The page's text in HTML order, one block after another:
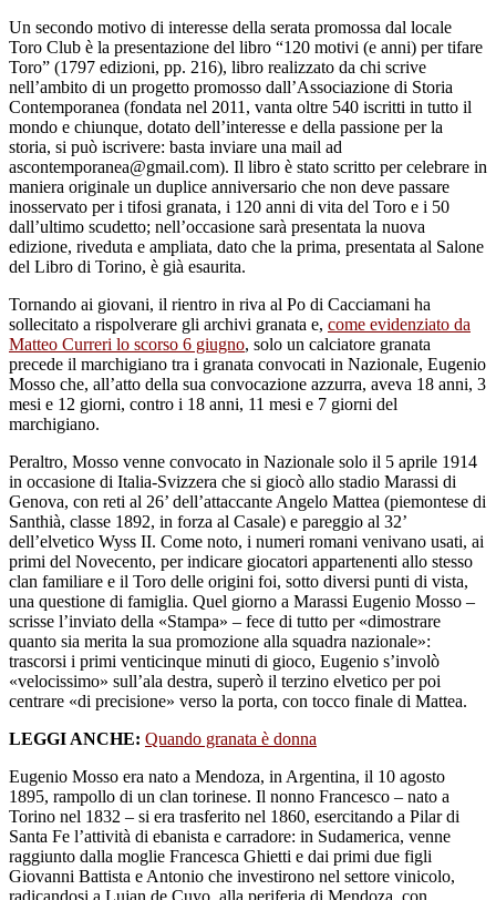
Un secondo motivo di interesse della serata promossa dal locale
Toro Club è la presentazione del libro “120 motivi (e anni) per tifare
Toro” (1797 edizioni, pp. 216), libro realizzato da chi scrive
nell’ambito di un progetto promosso dall’Associazione di Storia
Contemporanea (fondata nel 2011, vanta oltre 540 iscritti in tutto il
mondo e chiunque, dotato dell’interesse e della passione per la
storia, si può iscrivere: basta inviare una mail ad
ascontemporanea@gmail.com). Il libro è stato scritto per celebrare in
maniera originale un duplice anniversario che non deve passare
inosservato per i tifosi granata, i 120 anni di vita del Toro e i 50
dall’ultimo scudetto; nell’occasione sarà presentata la nuova
edizione, riveduta e ampliata, dato che la prima, presentata al Salone
del Libro di Torino, è già esaurita.
Tornando ai giovani, il rientro in riva al Po di Cacciamani ha
sollecitato a rispolverare gli archivi granata e, come evidenziato da
Matteo Curreri lo scorso 6 giugno, solo un calciatore granata
precede il marchigiano tra i granata convocati in Nazionale, Eugenio
Mosso che, all’atto della sua convocazione azzurra, aveva 18 anni, 3
mesi e 12 giorni, contro i 18 anni, 11 mesi e 7 giorni del
marchigiano.
Peraltro, Mosso venne convocato in Nazionale solo il 5 aprile 1914
in occasione di Italia-Svizzera che si giocò allo stadio Marassi di
Genova, con reti al 26’ dell’attaccante Angelo Mattea (piemontese di
Santhià, classe 1892, in forza al Casale) e pareggio al 32’
dell’elvetico Wyss II. Come noto, i numeri romani venivano usati, ai
primi del Novecento, per indicare giocatori appartenenti allo stesso
clan familiare e il Toro delle origini foi, sotto diversi punti di vista,
una questione di famiglia. Quel giorno a Marassi Eugenio Mosso –
scrisse l’inviato della «Stampa» – fece di tutto per «dimostrare
quanto sia merita la sua promozione alla squadra nazionale»:
trascorsi i primi venticinque minuti di gioco, Eugenio s’involò
«velocissimo» sull’ala destra, superò il terzino elvetico per poi
centrare «di precisione» verso la porta, con tocco finale di Mattea.
LEGGI ANCHE: Quando granata è donna
Eugenio Mosso era nato a Mendoza, in Argentina, il 10 agosto
1895, rampollo di un clan torinese. Il nonno Francesco – nato a
Torino nel 1832 – si era trasferito nel 1860, esercitando a Pilar di
Santa Fe l’attività di ebanista e carradore: in Sudamerica, venne
raggiunto dalla moglie Francesca Ghietti e dai primi due figli
Giovanni Battista e Antonio che investirono nel settore vinicolo,
radicandosi a Lujan de Cuyo, alla periferia di Mendoza, con